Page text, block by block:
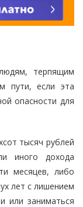
терпящим
пути, если эта
опасности для
тысяч рублей
иного дохода
месяцев, либо
лет с лишением
или заниматься